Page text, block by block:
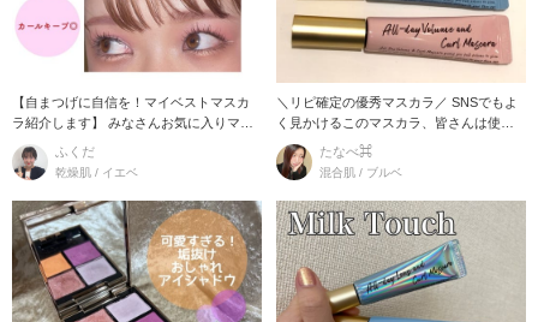
【自まつげに自信を！マイベストマスカ
ラ紹介します】 みなさんお気に入りマス
カラはあり
ふくだ
乾燥肌 / イエベ
＼リピ確定の優秀マスカラ／ SNSでもよ
く見かけるこのマスカラ、皆さんは使い
ました？？
たなべ⌘
混合肌 / ブルベ